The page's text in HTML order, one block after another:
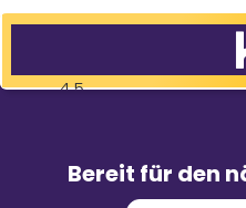
4,5
Weiterempfehlungen
Bereit für den